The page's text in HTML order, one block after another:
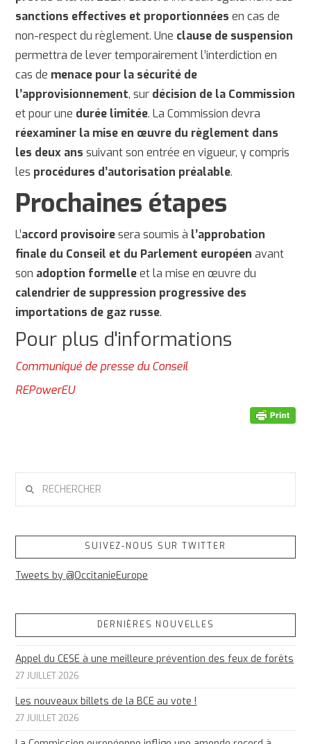
sanctions effectives et proportionnées en cas de
non-respect du règlement. Une clause de suspension
permettra de lever temporairement l’interdiction en
cas de menace pour la sécurité de
l’approvisionnement, sur décision de la Commission
et pour une durée limitée. La Commission devra
réexaminer la mise en œuvre du règlement dans
les deux ans suivant son entrée en vigueur, y compris
les procédures d’autorisation préalable.
Prochaines étapes
L’accord provisoiresera soumis à l’approbation
finale du Conseil et du Parlement européen avant
son adoption formelleet la mise en œuvre du
calendrier de suppression progressive des
importations de gaz russe.
Pour plus d'informations
Communiqué de presse du Conseil
REPowerEU
SUIVEZ-NOUS SUR TWITTER
Tweets by @OccitanieEurope
DERNIÈRES NOUVELLES
Appel du CESE à une meilleure prévention des feux de forêts
27 JUILLET 2026
Les nouveaux billets de la BCE au vote !
27 JUILLET 2026